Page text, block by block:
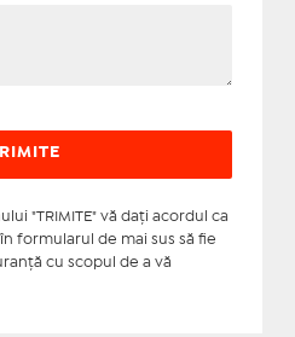
"TRIMITE" vă daţi acordul ca
formularul de mai sus să fie
cu scopul de a vă